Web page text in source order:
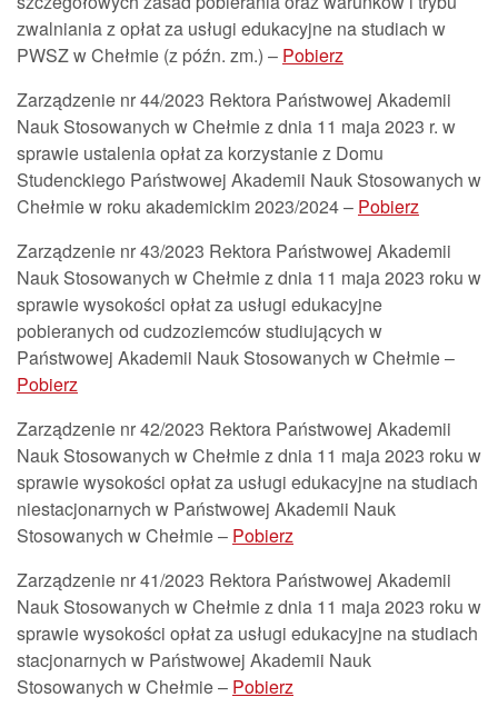
zwalniania z opłat za usługi edukacyjne na studiach w
PWSZ w Chełmie (z późn. zm.) – Pobierz
Zarządzenie nr 44/2023 Rektora Państwowej Akademii
Nauk Stosowanych w Chełmie z dnia 11 maja 2023 r. w
sprawie ustalenia opłat za korzystanie z Domu
Studenckiego Państwowej Akademii Nauk Stosowanych w
Chełmie w roku akademickim 2023/2024 – Pobierz
Zarządzenie nr 43/2023 Rektora Państwowej Akademii
Nauk Stosowanych w Chełmie z dnia 11 maja 2023 roku w
sprawie wysokości opłat za usługi edukacyjne
pobieranych od cudzoziemców studiujących w
Państwowej Akademii Nauk Stosowanych w Chełmie –
Pobierz
Zarządzenie nr 42/2023 Rektora Państwowej Akademii
Nauk Stosowanych w Chełmie z dnia 11 maja 2023 roku w
sprawie wysokości opłat za usługi edukacyjne na studiach
niestacjonarnych w Państwowej Akademii Nauk
Stosowanych w Chełmie – Pobierz
Zarządzenie nr 41/2023 Rektora Państwowej Akademii
Nauk Stosowanych w Chełmie z dnia 11 maja 2023 roku w
sprawie wysokości opłat za usługi edukacyjne na studiach
stacjonarnych w Państwowej Akademii Nauk
Stosowanych w Chełmie – Pobierz